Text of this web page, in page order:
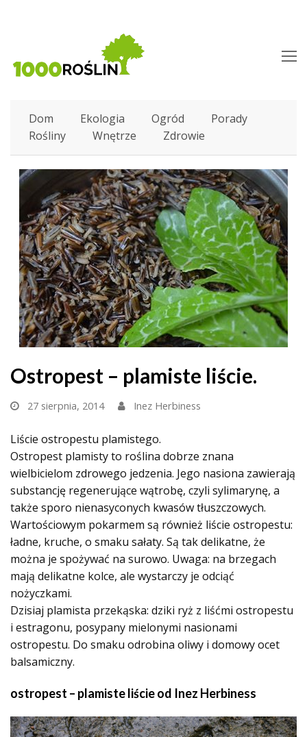
Dom Ekologia Ogród
Porady
Rośliny
Wnętrze Zdrowie
Ostropest – plamiste liście.
27 sierpnia, 2014 Inez Herbiness
Liście ostropestu plamistego.
Ostropest plamisty to roślina dobrze znana
wielbicielom zdrowego jedzenia. Jego nasiona zawierają
substancję regenerujące wątrobę, czyli sylimarynę, a
także sporo nienasyconych kwasów tłuszczowych.
Wartościowym pokarmem są również liście ostropestu:
ładne, kruche, o smaku sałaty. Są tak delikatne, że
można je spożywać na surowo. Uwaga: na brzegach
mają delikatne kolce, ale wystarczy je odciąć
nożyczkami.
Dzisiaj plamista przekąska: dziki ryż z liśćmi ostropestu
i estragonu, posypany mielonymi nasionami
ostropestu. Do smaku odrobina oliwy i domowy ocet
balsamiczny.
ostropest – plamiste liście od Inez Herbiness